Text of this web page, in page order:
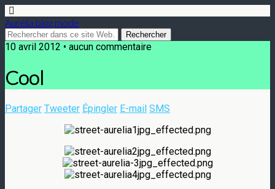
Aurélia blog mode
10 avril 2012 • aucun commentaire
Cool
Partager Tweeter Épingler E-mail SMS